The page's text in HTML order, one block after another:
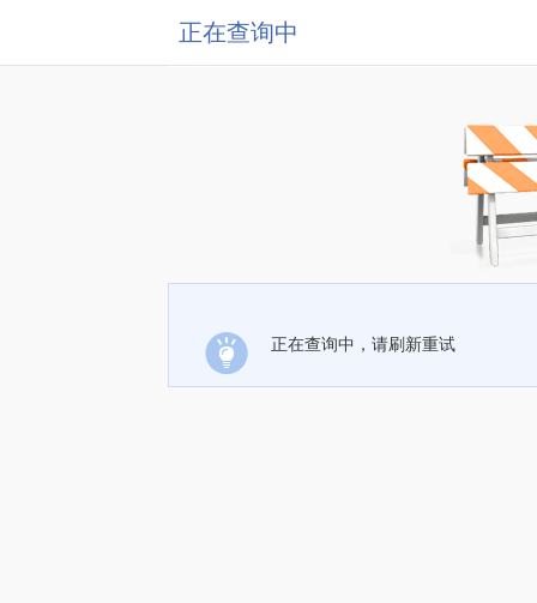
正在查询中
正在查询中，请刷新重试